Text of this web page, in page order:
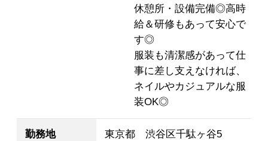
休憩所・設備完備◎高時
給＆研修もあって安心で
す◎
服装も清潔感があって仕
事に差し支えなければ、
ネイルやカジュアルな服
装OK◎
勤務地 東京都 渋谷区千駄ヶ谷5